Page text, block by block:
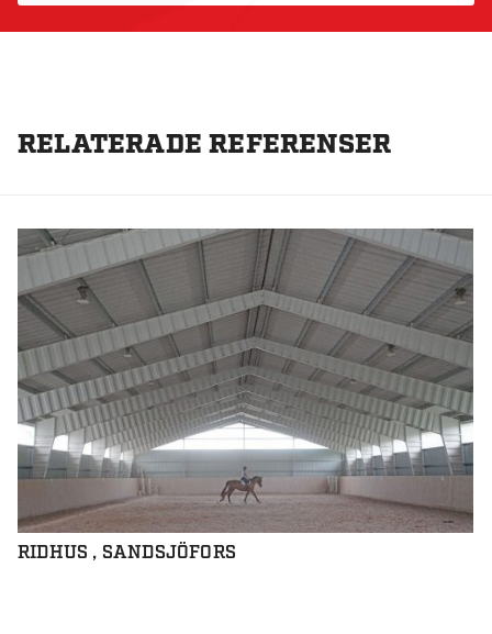
RELATERADE REFERENSER
RIDHUS , SANDSJÖFORS